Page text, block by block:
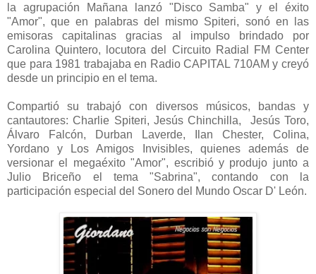
la agrupación Mañana lanzó "Disco Samba" y el éxito
"Amor", que en palabras del mismo Spiteri, sonó en las
emisoras capitalinas gracias al impulso brindado por
Carolina Quintero, locutora del Circuito Radial FM Center
que para 1981 trabajaba en Radio CAPITAL 710AM y creyó
desde un principio en el tema.
Compartió su trabajó con diversos músicos, bandas y
cantautores: Charlie Spiteri, Jesús Chinchilla, Jesús Toro,
Álvaro Falcón, Durban Laverde, Ilan Chester, Colina,
Yordano y Los Amigos Invisibles, quienes además de
versionar el megaéxito "Amor", escribió y produjo junto a
Julio Briceño el tema "Sabrina", contando con la
participación especial del Sonero del Mundo Oscar D' León.